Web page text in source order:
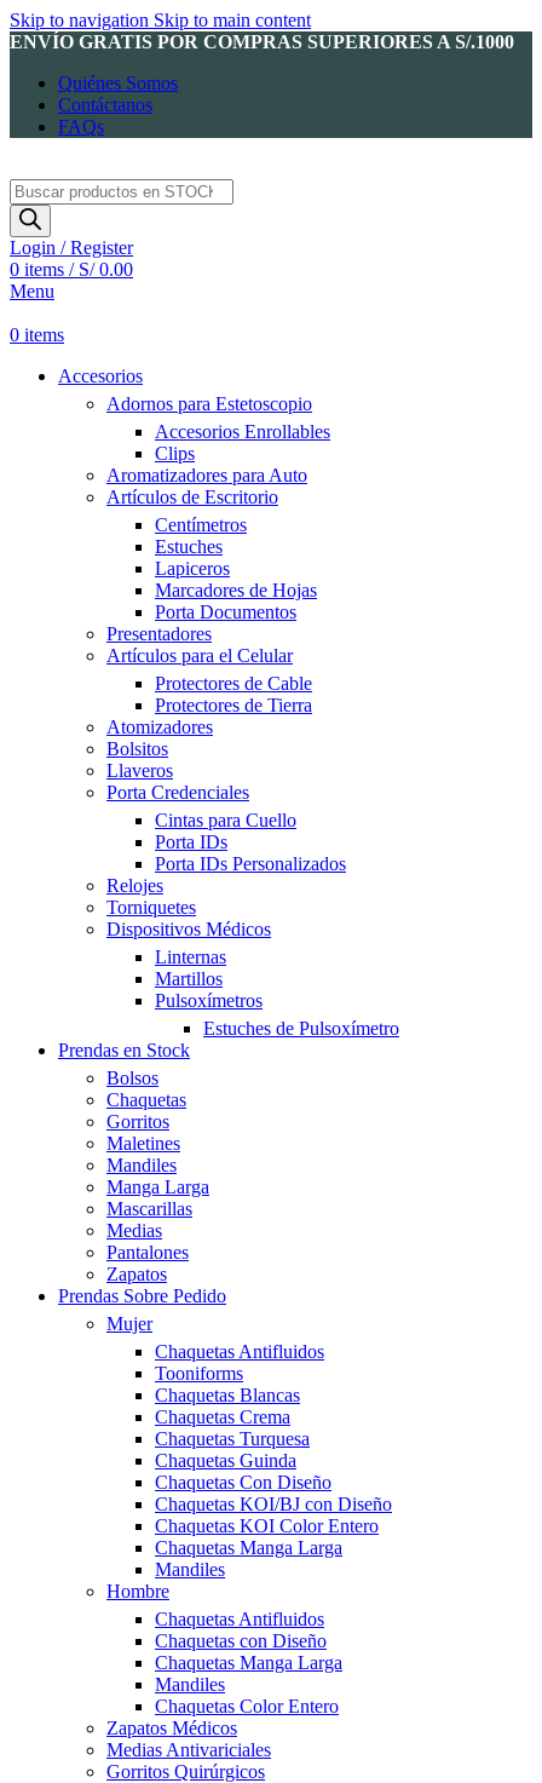
Skip to navigation Skip to main content
ENVÍO GRATIS POR COMPRAS SUPERIORES A S/.1000
Quiénes Somos
Contáctanos
FAQs
Products
search
Login / Register
0 items / S/0.00
Menu
0 items
Accesorios
Adornos para Estetoscopio
Accesorios Enrollables
Clips
Aromatizadores para Auto
Artículos de Escritorio
Centímetros
Estuches
Lapiceros
Marcadores de Hojas
Porta Documentos
Presentadores
Artículos para el Celular
Protectores de Cable
Protectores de Tierra
Atomizadores
Bolsitos
Llaveros
Porta Credenciales
Cintas para Cuello
Porta IDs
Porta IDs Personalizados
Relojes
Torniquetes
Dispositivos Médicos
Linternas
Martillos
Pulsoxímetros
Estuches de Pulsoxímetro
Prendas en Stock
Bolsos
Chaquetas
Gorritos
Maletines
Mandiles
Manga Larga
Mascarillas
Medias
Pantalones
Zapatos
Prendas Sobre Pedido
Mujer
Chaquetas Antifluidos
Tooniforms
Chaquetas Blancas
Chaquetas Crema
Chaquetas Turquesa
Chaquetas Guinda
Chaquetas Con Diseño
Chaquetas KOI/BJ con Diseño
Chaquetas KOI Color Entero
Chaquetas Manga Larga
Mandiles
Hombre
Chaquetas Antifluidos
Chaquetas con Diseño
Chaquetas Manga Larga
Mandiles
Chaquetas Color Entero
Zapatos Médicos
Medias Antivariciales
Gorritos Quirúrgicos